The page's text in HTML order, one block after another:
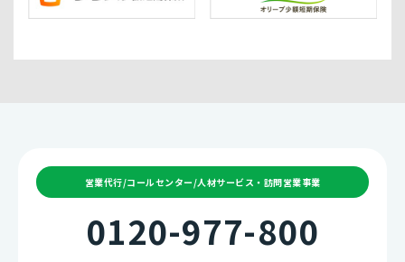
営業代行/コールセンター/人材サービス・訪問営業事業
0120-977-800